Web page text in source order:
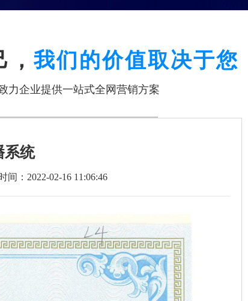
我们的价值取决于您
力企业提供一站式全网营销方案
系统
间：2022-02-16 11:06:46